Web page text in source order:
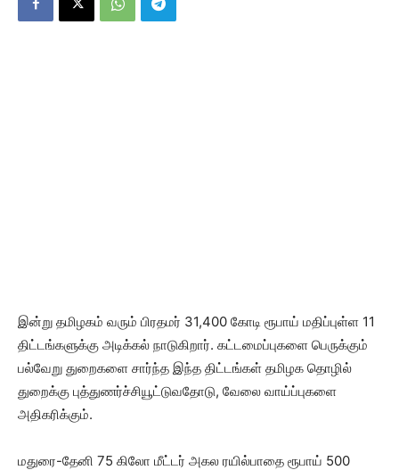
இன்று தமிழகம் வரும் பிரதமர் 31,400 கோடி ரூபாய் மதிப்புள்ள 11
திட்டங்களுக்கு அடிக்கல் நாடுகிறார். கட்டமைப்புகளை பெருக்கும்
பல்வேறு துறைகளை சார்ந்த இந்த திட்டங்கள் தமிழக தொழில்
துறைக்கு புத்துணர்ச்சியூட்டுவதோடு, வேலை வாய்ப்புகளை
அதிகரிக்கும்.
மதுரை-தேனி 75 கிலோ மீட்டர் அகல ரயில்பாதை ரூபாய் 500